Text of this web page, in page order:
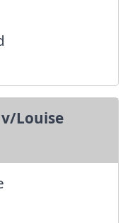
Louise